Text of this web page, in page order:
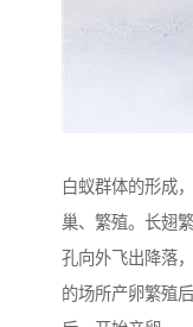
白蚁群体的形成
巢、繁殖。长翅
孔向外飞出降落
的场所产卵繁殖